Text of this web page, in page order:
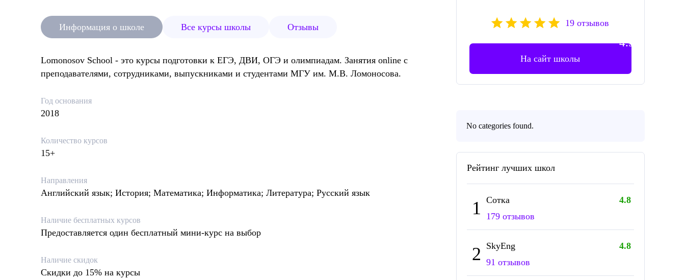
Информация о школе Все курсы школы Отзывы
Lomonosov School - это курсы подготовки к ЕГЭ, ДВИ, ОГЭ и олимпиадам. Занятия online с
преподавателями, сотрудниками, выпускниками и студентами МГУ им. М.В. Ломоносова.
Год основания
2018
Количество курсов
15+
Направления
Английский язык; История; Математика; Информатика; Литература; Русский язык
Наличие бесплатных курсов
Предоставляется один бесплатный мини-курс на выбор
Наличие скидок
Скидки до 15% на курсы
4.5
19 отзывов
На сайт школы
No categories found.
Рейтинг лучших школ
1 Сотка
4.8
179 отзывов
2 SkyEng
4.8
91 отзывов